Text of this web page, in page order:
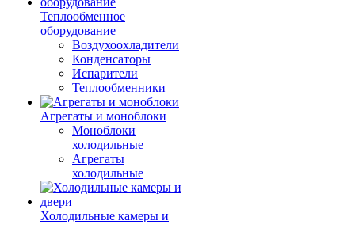
Теплообменное
оборудование
Воздухоохладители
Конденсаторы
Испарители
Теплообменники
Агрегаты и моноблоки
Моноблоки
холодильные
Агрегаты
холодильные
Холодильные камеры и